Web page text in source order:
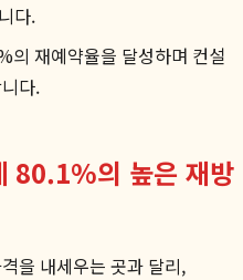
다.
의 재예약율을 달성하며 컨설
다.
80.1%의 높은 재방
을 내세우는 곳과 달리,